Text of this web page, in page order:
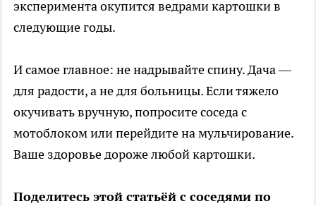
эксперимента окупится ведрами картошки в
следующие годы.
И самое главное: не надрывайте спину. Дача —
для радости, а не для больницы. Если тяжело
окучивать вручную, попросите соседа с
мотоблоком или перейдите на мульчирование.
Ваше здоровье дороже любой картошки.
Поделитесь этой статьёй с соседями по